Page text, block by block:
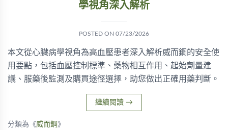
學視角深入解析
POSTED ON 07/23/2026
本文從心臟病學視角為高血壓患者深入解析威而鋼的安全使
用要點，包括血壓控制標準、藥物相互作用、起始劑量建
議、服藥後監測及購買途徑選擇，助您做出正確用藥判斷。
繼續閱讀 →
分類為《威而鋼 》